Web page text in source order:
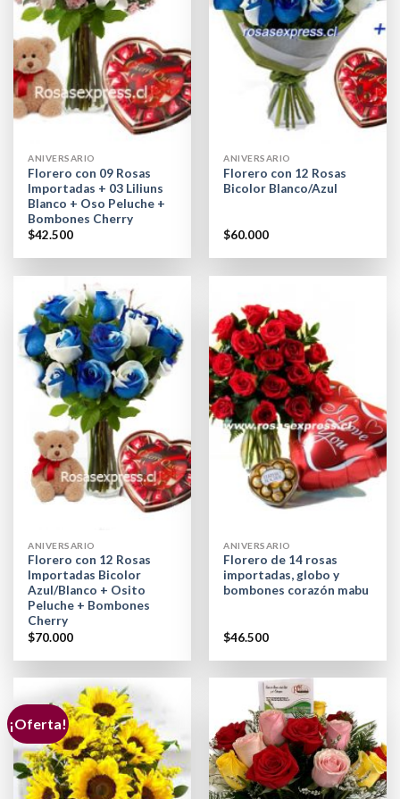
ANIVERSARIO
Florero con 09 Rosas
Importadas + 03 Liliuns
Blanco + Oso Peluche +
Bombones Cherry
$42.500
ANIVERSARIO
Florero con 12 Rosas
Bicolor Blanco/Azul
$60.000
ANIVERSARIO
Florero con 12 Rosas
Importadas Bicolor
Azul/Blanco + Osito
Peluche + Bombones
Cherry
$70.000
ANIVERSARIO
Florero de 14 rosas
importadas, globo y
bombones corazón mabu
$46.500
¡Oferta!